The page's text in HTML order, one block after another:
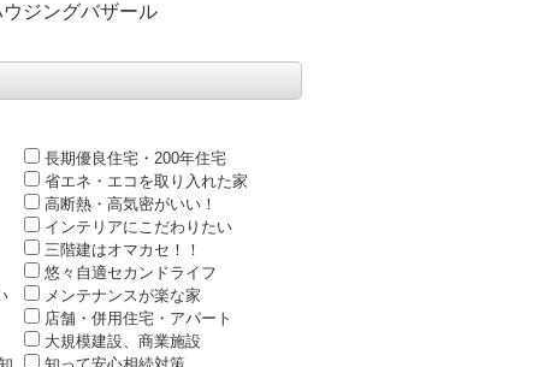
ジングバザール
長期優良住宅・200年住宅
省エネ・エコを取り入れた家
高断熱・高気密がいい！
インテリアにこだわりたい
三階建はオマカセ！！
悠々自適セカンドライフ
メンテナンスが楽な家
店舗・併用住宅・アパート
大規模建設、商業施設